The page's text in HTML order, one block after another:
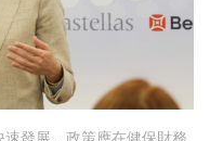
發展，政策應在健保財務